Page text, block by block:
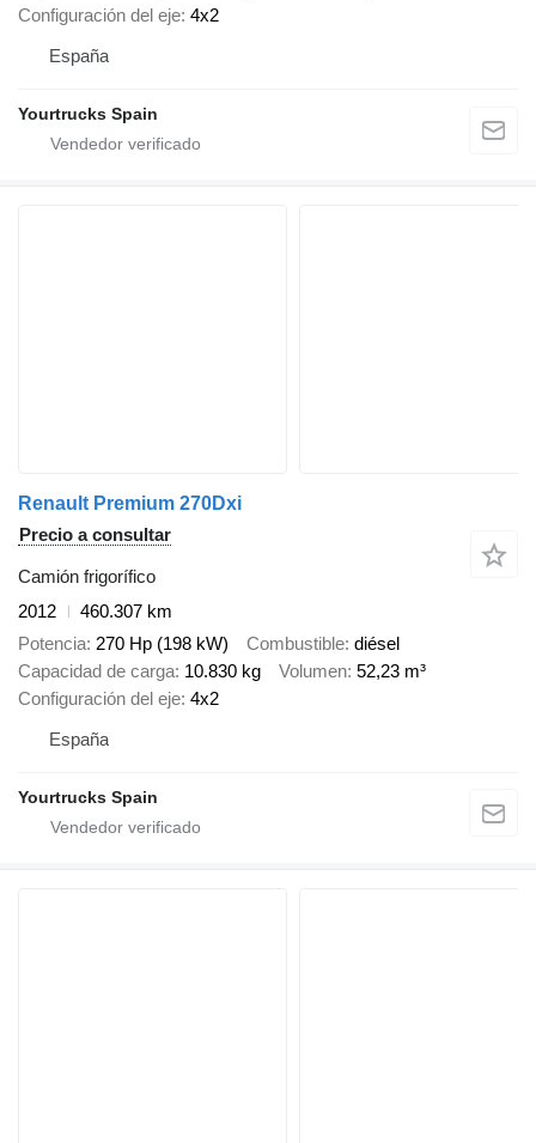
Configuración del eje 4x2
España
Yourtrucks Spain
Renault Premium 270Dxi
Precio a consultar
Camión frigorífico
2012
460.307 km
Potencia 270 Hp (198 kW) Combustible diésel
Capacidad de carga 10.830 kg Volumen 52,23 m³
Configuración del eje 4x2
España
Yourtrucks Spain